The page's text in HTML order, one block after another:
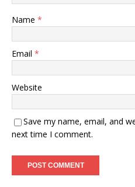
Name *
Email *
Website
Save my name, email, and
next time I comment.